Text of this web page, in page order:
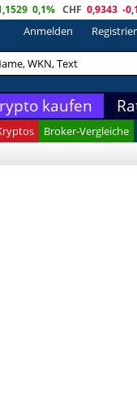
0,1% CHF 0,9343 -
Anmelden
kaufen
Broker-Vergleiche